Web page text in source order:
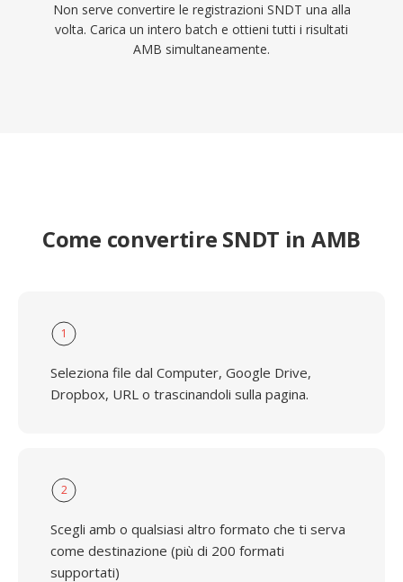
Non serve convertire le registrazioni SNDT una alla
volta. Carica un intero batch e ottieni tutti i risultati
AMB simultaneamente.
Come convertire SNDT in AMB
1
Seleziona file dal Computer, Google Drive,
Dropbox, URL o trascinandoli sulla pagina.
2
Scegli amb o qualsiasi altro formato che ti serva
come destinazione (più di 200 formati
supportati)